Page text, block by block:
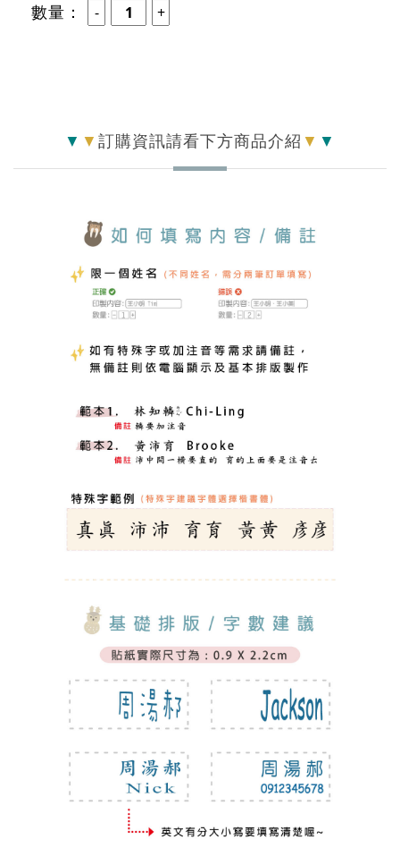
數量：
▼ ▼ 訂購資訊請看下方商品介紹 ▼ ▼